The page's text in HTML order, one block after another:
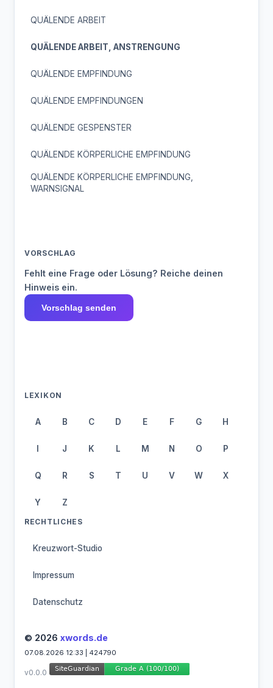
QUÄLENDE ARBEIT
QUÄLENDE ARBEIT, ANSTRENGUNG
QUÄLENDE EMPFINDUNG
QUÄLENDE EMPFINDUNGEN
QUÄLENDE GESPENSTER
QUÄLENDE KÖRPERLICHE EMPFINDUNG
QUÄLENDE KÖRPERLICHE EMPFINDUNG,
WARNSIGNAL
VORSCHLAG
Fehlt eine Frage oder Lösung? Reiche deinen
Hinweis ein.
Vorschlag senden
LEXIKON
A B C D E F G H
I J K L M N O P
Q R S T U V W X
Y Z
RECHTLICHES
Kreuzwort-Studio
Impressum
Datenschutz
© 2026 xwords.de
07.08.2026 12:33 | 424790
v0.0.0